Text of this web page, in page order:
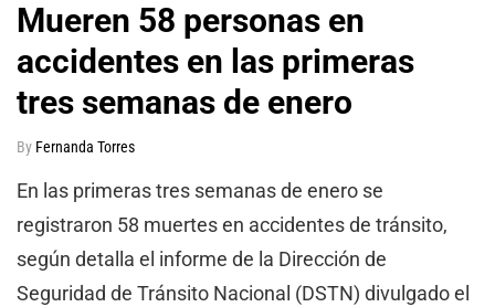
Mueren 58 personas en
accidentes en las primeras
tres semanas de enero
By Fernanda Torres
En las primeras tres semanas de enero se
registraron 58 muertes en accidentes de tránsito,
según detalla el informe de la Dirección de
Seguridad de Tránsito Nacional (DSTN) divulgado el